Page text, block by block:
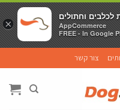
צור קשר
×
לכלבים וחתולים
AppCommerce
FREE - In Google
×
לכלבים וחתולים
AppCommerce
FREE - In Google